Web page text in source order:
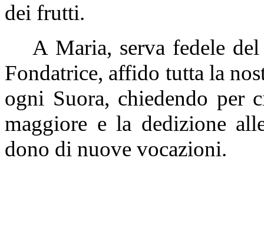
dei frutti.
A Maria, serva fedele
Fondatrice, affido tutta la
ogni Suora, chiedendo per
maggiore e la dedizione
dono di nuove vocazioni.